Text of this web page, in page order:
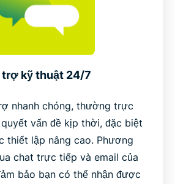
trợ kỹ thuật 24/7
nhanh chóng, thường trực
vấn đề kịp thời, đặc biệt
thiết lập nâng cao. Phương
chat trực tiếp và email của
bảo bạn có thể nhận được